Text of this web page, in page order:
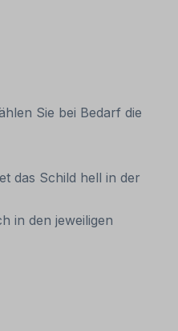
Sie bei Bedarf die
das Schild hell in der
in den jeweiligen